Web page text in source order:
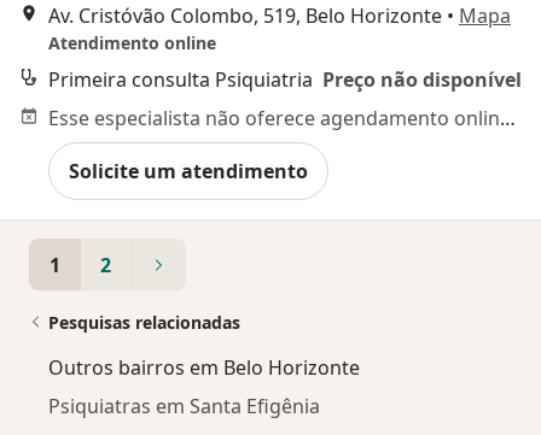
Av. Cristóvão Colombo, 519, Belo Horizonte • Mapa
Atendimento online
Primeira consulta Psiquiatria Preço não disponível
Esse especialista não oferece agendamento online para esse endereço.
Solicite um atendimento
1 2
Pesquisas relacionadas
Outros bairros em Belo Horizonte
Psiquiatras em Santa Efigênia